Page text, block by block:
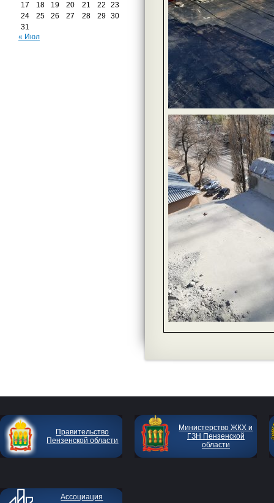
17
18 19 20 21 22
23
24
25 26 27 28 29
30
31
« Июл
Правительство
Пензенской области
Министерство ЖКХ и
ГЗН Пензенской
области
Ассоциация